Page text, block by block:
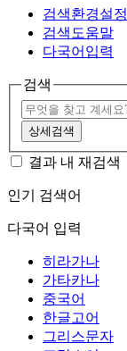
검색환경설정
검색도움말
다국어입력
검색
상세검색
결과 내 재검색
인기 검색어
다국어 입력
히라가나
가타카나
중국어
한글고어
그리스문자